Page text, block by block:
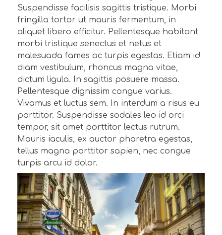
Suspendisse facilisis sagittis tristique. Morbi
fringilla tortor ut mauris fermentum, in
aliquet libero efficitur. Pellentesque habitant
morbi tristique senectus et netus et
malesuada fames ac turpis egestas. Etiam id
diam vestibulum, rhoncus magna vitae,
dictum ligula. In sagittis posuere massa.
Pellentesque dignissim congue varius.
Vivamus et luctus sem. In interdum a risus eu
porttitor. Suspendisse sodales leo id orci
tempor, sit amet porttitor lectus rutrum.
Mauris iaculis, ex auctor pharetra egestas,
tellus magna porttitor sapien, nec congue
turpis arcu id dolor.